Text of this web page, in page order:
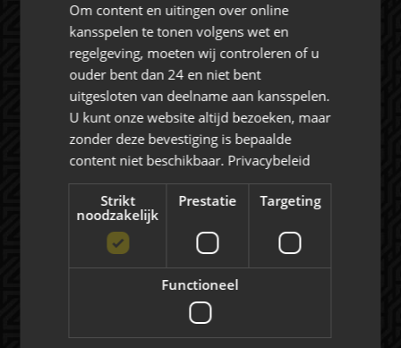
Rat Verlegh Stadion
4815 NC Breda
+31 (0) 76 521 4500
Om content en uitingen over online
kansspelen te tonen volgens wet en
regelgeving, moeten wij controleren of u
ouder bent dan 24 en niet bent
uitgesloten van deelname aan kansspelen.
U kunt onze website altijd bezoeken, maar
zonder deze bevestiging is bepaalde
content niet beschikbaar. Privacybeleid
Strikt
noodzakelijk
Prestatie Targeting
Functioneel